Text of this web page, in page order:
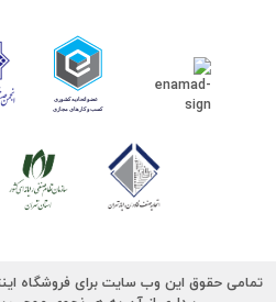
تمامی حقوق این وب سایت برای فروشگاه